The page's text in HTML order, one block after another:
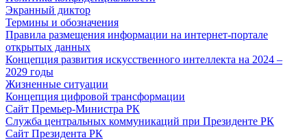
Экранный диктор
Термины и обозначения
Правила размещения информации на интернет-портале
открытых данных
Концепция развития искусственного интеллекта на 2024 –
2029 годы
Жизненные ситуации
Концепция цифровой трансформации
Сайт Премьер-Министра РК
Служба центральных коммуникаций при Президенте РК
Сайт Президента РК